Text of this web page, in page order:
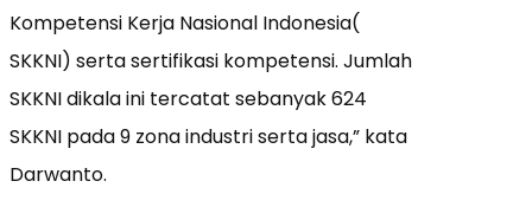
Kompetensi Kerja Nasional Indonesia(
SKKNI) serta sertifikasi kompetensi. Jumlah
SKKNI dikala ini tercatat sebanyak 624
SKKNI pada 9 zona industri serta jasa,” kata
Darwanto.